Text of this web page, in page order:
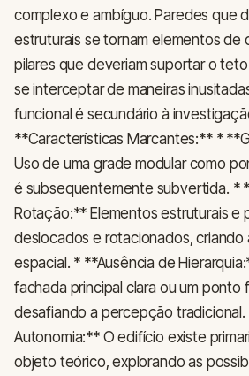
complexo e ambíguo. Paredes que
estruturais se tornam elementos de
pilares que deveriam suportar o
se interceptar de maneiras
funcional é secundário à
**Características Marcantes:** *
Uso de uma grade modular como
é subsequentemente subvertida. *
Rotação:** Elementos estruturais e
deslocados e rotacionados, criando
espacial. * **Ausência de
fachada principal clara ou um ponto
desafiando a percepção
Autonomia:** O edifício existe
objeto teórico, explorando as